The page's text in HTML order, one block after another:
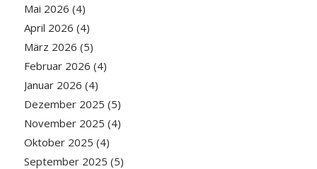
Mai 2026 (4)
April 2026 (4)
März 2026 (5)
Februar 2026 (4)
Januar 2026 (4)
Dezember 2025 (5)
November 2025 (4)
Oktober 2025 (4)
September 2025 (5)